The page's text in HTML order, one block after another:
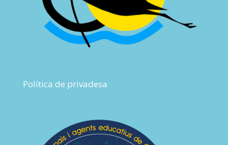
Política de privadesa